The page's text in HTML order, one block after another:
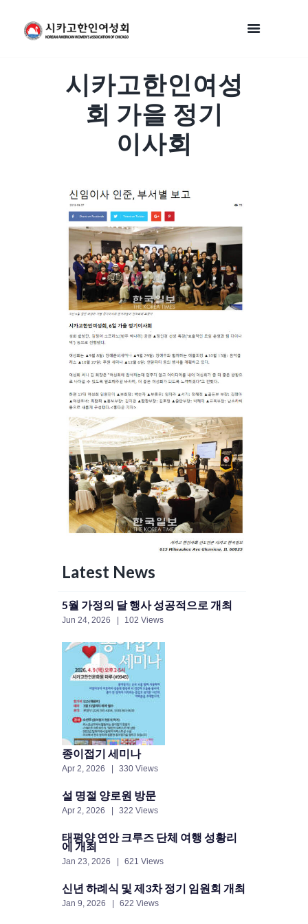
시카고한인여성
회 가을 정기
이사회
Latest News
5월 가정의 달 행사 성공적으로 개최
Jun 24, 2026 102 Views
종이접기 세미나
Apr 2, 2026 330 Views
설 명절 양로원 방문
Apr 2, 2026 322 Views
태평양 연안 크루즈 단체 여행 성황리
에 개최
Jan 23, 2026 621 Views
신년 하례식 및 제3차 정기 임원회 개최
Jan 9, 2026 622 Views